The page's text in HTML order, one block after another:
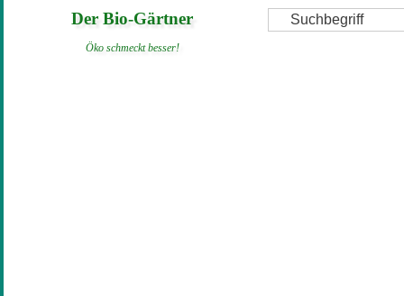
Suche
Der Bio-Gärtner
Öko schmeckt besser!